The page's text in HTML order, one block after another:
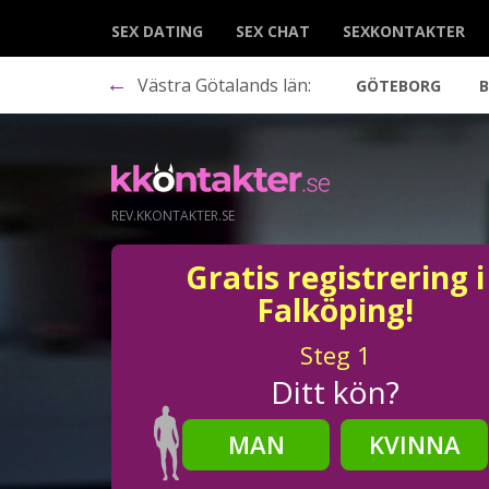
SEX DATING SEX CHAT SEXKONTAKTER
← Västra Götalands län: GÖTEBORG
REV.KKONTAKTER.SE
Gratis registrering i
Falköping!
Steg 1
Ditt kön?
MAN
KVINNA